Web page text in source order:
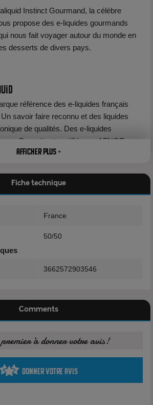
Instinct Gourmand, la célèbre
propose des e-liquides gourmands
nous fait voyager autour du monde en
desserts de divers pays.
référence des e-liquides français
savoir faire reconnu et des liquides
de qualités. Des e-liquides
Garantie et certifiés par AFNOR.
Afficher plus +
Fiche technique
France
50/50
3662572903546
Comments
premier à donner votre avis!
Donner votre avis